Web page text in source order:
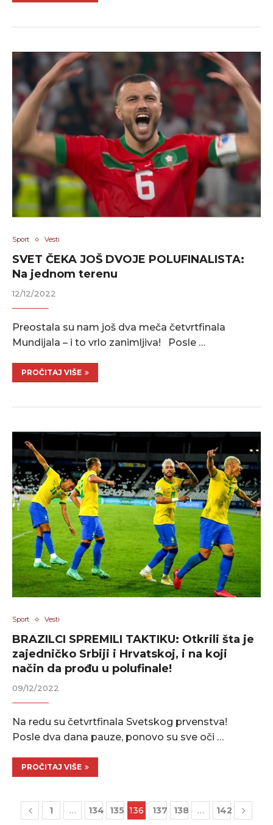
Sport Vesti
SVET ČEKA JOŠ DVOJE POLUFINALISTA:
Na jednom terenu
12/12/2022
Preostala su nam još dva meča četvrtfinala
Mundijala – i to vrlo zanimljiva! Posle …
PROČITAJ VIŠE
Sport Vesti
BRAZILCI SPREMILI TAKTIKU: Otkrili šta je
zajedničko Srbiji i Hrvatskoj, i na koji
način da prođu u polufinale!
09/12/2022
Na redu su četvrtfinala Svetskog prvenstva!
Posle dva dana pauze, ponovo su sve oči …
PROČITAJ VIŠE
1 … 134 135 136 137 138 … 142